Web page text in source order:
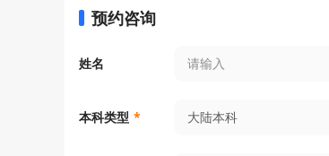
预约咨询
姓名
本科类型 * 大陆本科